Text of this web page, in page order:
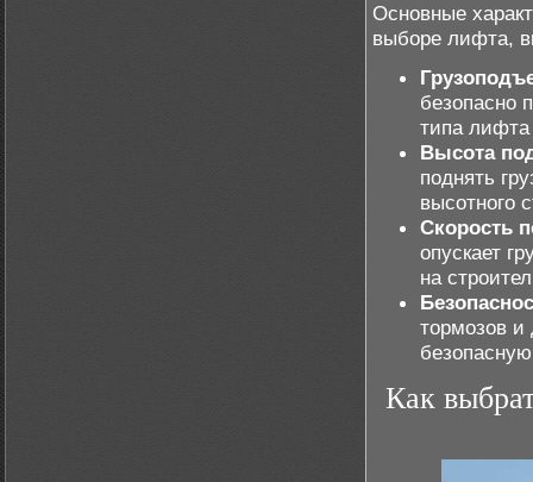
Основные
выборе лифта,
безопасно
типа лифта
Высота
поднять
высотного
Скорость
опускает
на
тормозов и
Как